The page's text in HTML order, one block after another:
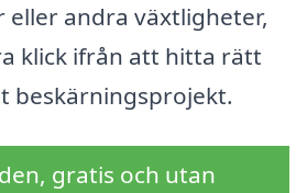
eller andra växtligheter,
klick ifrån att hitta rätt
beskärningsprojekt.
gratis och utan